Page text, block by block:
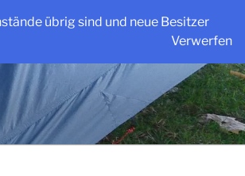
übrig sind und neue Besitzer
Verwerfen